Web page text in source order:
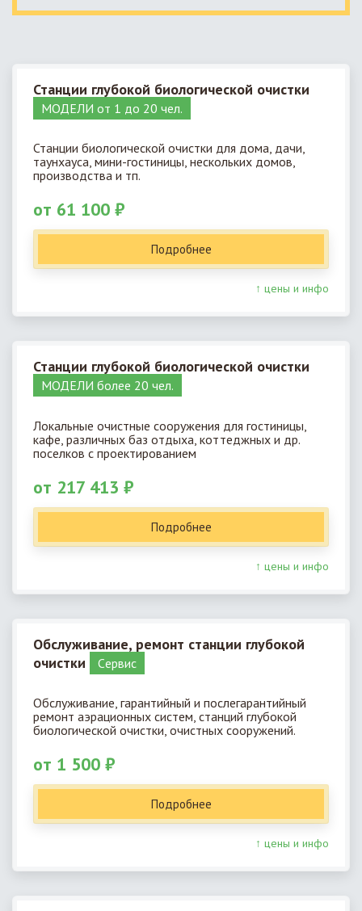
Станции глубокой биологической очистки
МОДЕЛИ от 1 до 20 чел.
Станции биологической очистки для дома, дачи,
таунхауса, мини-гостиницы, нескольких домов,
производства и тп.
от 61 100 ₽
Подробнее
↑ цены и инфо
Станции глубокой биологической очистки
МОДЕЛИ более 20 чел.
Локальные очистные сооружения для гостиницы,
кафе, различных баз отдыха, коттеджных и др.
поселков с проектированием
от 217 413 ₽
Подробнее
↑ цены и инфо
Обслуживание, ремонт станции глубокой
очистки
Cервис
Обслуживание, гарантийный и послегарантийный
ремонт аэрационных систем, станций глубокой
биологической очистки, очистных сооружений.
от 1 500 ₽
Подробнее
↑ цены и инфо